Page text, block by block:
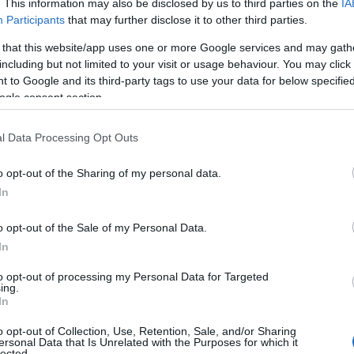
This information may also be disclosed by us to third parties on the
Participants that may further disclose it to other third parties.
that this website/app uses one or more Google services and may
but not limited to your visit or usage behaviour. You may
to Google and its third-party tags to use your data for below
consent section.
Data Processing Opt Outs
opt-out of the Sharing of my personal data.
opt-out of the Sale of my Personal Data.
opt-out of processing my Personal Data for Targeted
opt-out of Collection, Use, Retention, Sale, and/or Sharing
Data that Is Unrelated with the Purposes for which it
che colpisce il motore JavaScript V8,
e di tanti altri browser basati su Chromium.
di Google, questa vulnerabilità è
sfruttata da attaccanti per eseguire
semplicemente inducendoli a visitare una
una scena da film del terrore informatico, ma
innocuo e di ritrovarti con il tuo dispositivo
CVE-2025-6554 potrebbe
navighi?